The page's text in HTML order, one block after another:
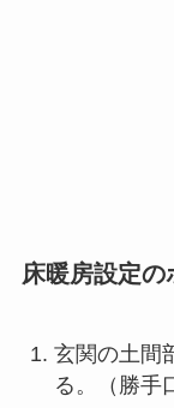
床暖房設定の
玄関の土間
る。（勝手